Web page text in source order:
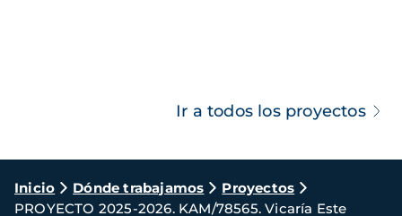
Ir a todos los proyectos
Ruta
Inicio Dónde trabajamos
Proyectos
PROYECTO 2025-2026. KAM/78565. Vicaría Este